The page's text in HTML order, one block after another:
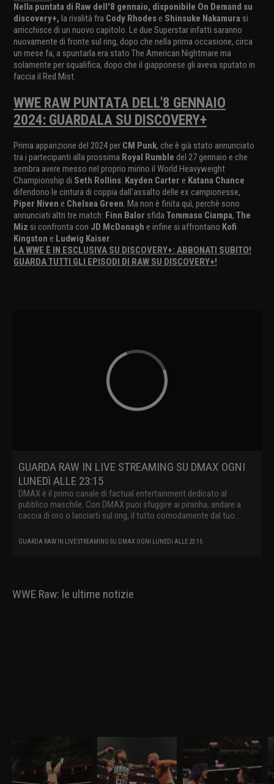
Nella puntata di Raw dell'8 gennaio, disponibile On Demand su
discovery+, la rivalità fra Cody Rhodese Shinsuke Nakamura si
arricchisce di un nuovo capitolo. Le due Superstar infatti saranno
nuovamente di fronte sul ring, dopo che nella prima occasione, circa
un mese fa, a spuntarla era stato The American Nightmare ma
solamente per squalifica, dopo che il giapponese gli aveva sputato in
faccia il Red Mist.
WWE RAW PUNTATA DELL'8 GENNAIO
2024: GUARDALA SU DISCOVERY+
Prima apparizione del 2024 per CM Punk, che è già stato annunciato
tra i partecipanti alla prossima Royal Rumble del 27 gennaio e che
sembra avere messo nel proprio mirino il World Heavyweight
Championship di Seth Rollins. Kayden Carter e Katana Chance
difendono le cintura di coppia dall'assalto delle ex campionesse,
Piper Niven e Chelsea Green. Ma non è finita quì, perchè sono
annunciati altri tre match: Finn Balor sfida Tommaso Ciampa, The
Miz si confronta con JD McDonagh e infine si affrontano Kofi
Kingston e Ludwig Kaiser.
LA WWE È IN ESCLUSIVA SU DISCOVERY+: ABBONATI SUBITO!
GUARDA TUTTI GLI EPISODI DI RAW SU DISCOVERY+!
GUARDA RAW IN LIVE STREAMING SU DMAX OGNI
LUNEDì ALLE 23:15
DMAX è il primo canale di factual entertainment dedicato al
pubblico maschile. Con DMAX puoi sfuggire ai piranha, andare a
caccia di oro o lanciarti sul ring, il tutto comodamente dal tuo
GUARDA RAW IN LIVE STREAMING SU DMAX OGNI LUNEDì ALLE 23:15
WWE Raw: le ultime notizie
WWE Raw 30 marzo
2026: nel mitico
Madison Square
Garden
Nella puntata di Raw del
WWE Raw 23 marzo
2026: i visionari sfidano
gli Usos
Nella puntata di Raw del
WWE Raw 16 marzo
2026: prima difesa per
AJ Lee
Nella puntata di Raw del